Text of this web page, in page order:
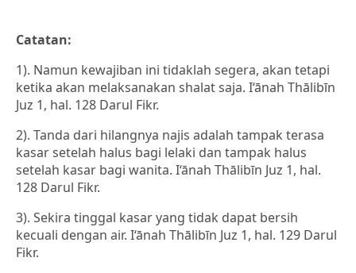
Catatan:
1). Namun kewajiban ini tidaklah segera, akan tetapi
ketika akan melaksanakan shalat saja. I‘ānah Thālibīn
Juz 1, hal. 128 Darul Fikr.
2). Tanda dari hilangnya najis adalah tampak terasa
kasar setelah halus bagi lelaki dan tampak halus
setelah kasar bagi wanita. I‘ānah Thālibīn Juz 1, hal.
128 Darul Fikr.
3). Sekira tinggal kasar yang tidak dapat bersih
kecuali dengan air. I‘ānah Thālibīn Juz 1, hal. 129 Darul
Fikr.